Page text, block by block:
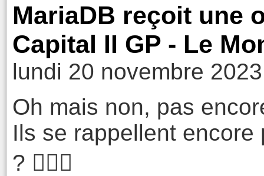
MariaDB reçoit une
Capital II GP - Le
lundi 20 novembre
Oh mais non, pas
Ils se rappellent
? 🤦🏻‍♂️